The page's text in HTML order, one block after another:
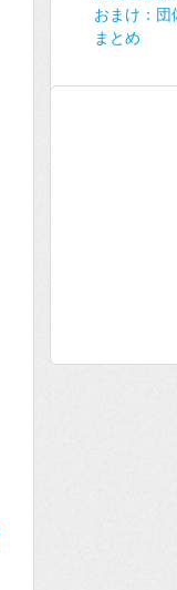
おまけ：
まとめ